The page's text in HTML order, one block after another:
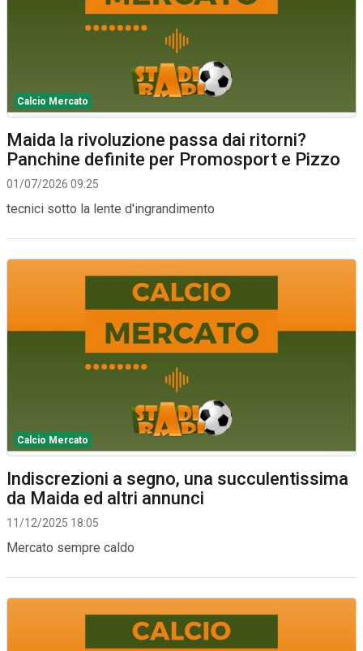
Calcio Mercato
Maida la rivoluzione passa dai ritorni?
Panchine definite per Promosport e Pizzo
01/07/2026 09:25
tecnici sotto la lente d'ingrandimento
Calcio Mercato
Indiscrezioni a segno, una succulentissima
da Maida ed altri annunci
11/12/2025 18:05
Mercato sempre caldo